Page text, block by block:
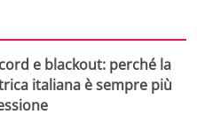
e blackout: perché la
italiana è sempre più